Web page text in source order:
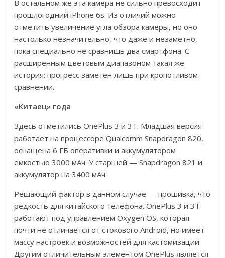
В остальном же эта камера не сильно превосходит
прошлогодний iPhone 6s. Из отличий можно
отметить увеличение угла обзора камеры, но оно
настолько незначительно, что даже и незаметно,
пока специально не сравнишь два смартфона. С
расширенным цветовым диапазоном такая же
история: прогресс заметен лишь при кропотливом
сравнении.
«Китаец» года
Здесь отметились OnePlus 3 и 3T. Младшая версия
работает на процессоре Qualcomm Snapdragon 820,
оснащена 6 ГБ оперативки и аккумулятором
емкостью 3000 мАч. У старшей — Snapdragon 821 и
аккумулятор на 3400 мАч.
Решающий фактор в данном случае — прошивка, что
редкость для китайского телефона. OnePlus 3 и 3T
работают под управлением Oxygen OS, которая
почти не отличается от стокового Android, но имеет
массу настроек и возможностей для кастомизации.
Другим отличительным элементом OnePlus является